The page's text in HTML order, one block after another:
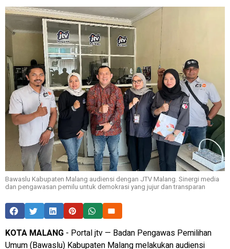
Bawaslu Kabupaten Malang audiensi dengan JTV Malang. Sinergi media
dan pengawasan pemilu untuk demokrasi yang jujur dan transparan
KOTA MALANG - Portal jtv — Badan Pengawas Pemilihan
Umum (Bawaslu) Kabupaten Malang melakukan audiensi